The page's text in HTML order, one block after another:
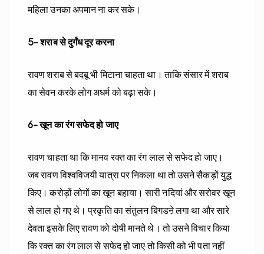
महिला उनका अपमान ना कर सके।
5- शराब से दुर्गंध दूर करना
रावण शराब से बदबू भी मिटाना चाहता था। ताकि संसार में शराब
का सेवन करके लोग अधर्म को बढ़ा सके।
6- खून का रंग सफेद हो जाए
रावण चाहता था कि मानव रक्त का रंग लाल से सफेद हो जाए।
जब रावण विश्वविजयी यात्रा पर निकला था तो उसने सैकड़ों युद्ध
किए। करोड़ों लोगों का खून बहाया। सारी नदियां और सरोवर खून
से लाल हो गए थे। प्रकृति का संतुलन बिगडऩे लगा था और सारे
देवता इसके लिए रावण को दोषी मानते थे। तो उसने विचार किया
कि रक्त का रंग लाल से सफेद हो जाए तो किसी को भी पता नहीं